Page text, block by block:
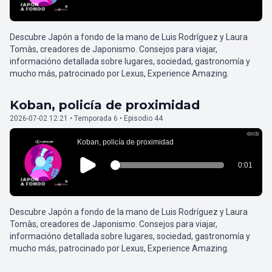
Descubre Japón a fondo de la mano de Luis Rodríguez y Laura
Tomàs, creadores de Japonismo. Consejos para viajar,
informacióno detallada sobre lugares, sociedad, gastronomía y
mucho más, patrocinado por Lexus, Experience Amazing.
Koban, policía de proximidad
2026-07-02 12:21 • Temporada 6 • Episodio 44
Descubre Japón a fondo de la mano de Luis Rodríguez y Laura
Tomàs, creadores de Japonismo. Consejos para viajar,
informacióno detallada sobre lugares, sociedad, gastronomía y
mucho más, patrocinado por Lexus, Experience Amazing.